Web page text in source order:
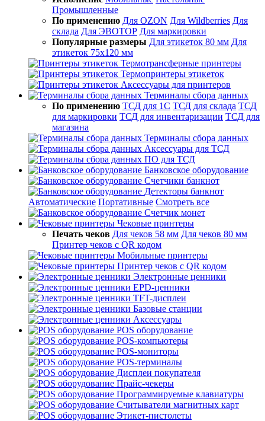
Промышленные
По применению Для OZON Для Wildberries Для
склада Для ЭВОТОР Для маркировки
Популярные размеры Для этикеток 80 мм Для
этикеток 75х120 мм
Термотрансферные принтеры
Термопринтеры этикеток
Аксессуары для принтеров
Терминалы сбора данных
По применению ТСД для 1С ТСД для склада ТСД
для маркировки ТСД для инвентаризации ТСД для
магазина
Терминалы сбора данных
Аксессуары для ТСД
ПО для ТСД
Банковское оборудование
Счетчики банкнот
Детекторы банкнот
Автоматические Портативные Смотреть все
Счетчик монет
Чековые принтеры
Печать чеков Для чеков 58 мм Для чеков 80 мм
Принтер чеков с QR кодом
Мобильные принтеры
Принтер чеков с QR кодом
Электронные ценники
EPD-ценники
TFT-дисплеи
Базовые станции
Аксессуары
POS оборудование
POS-компьютеры
POS-мониторы
POS-терминалы
Дисплеи покупателя
Прайс-чекеры
Программируемые клавиатуры
Считыватели магнитных карт
Этикет-пистолеты